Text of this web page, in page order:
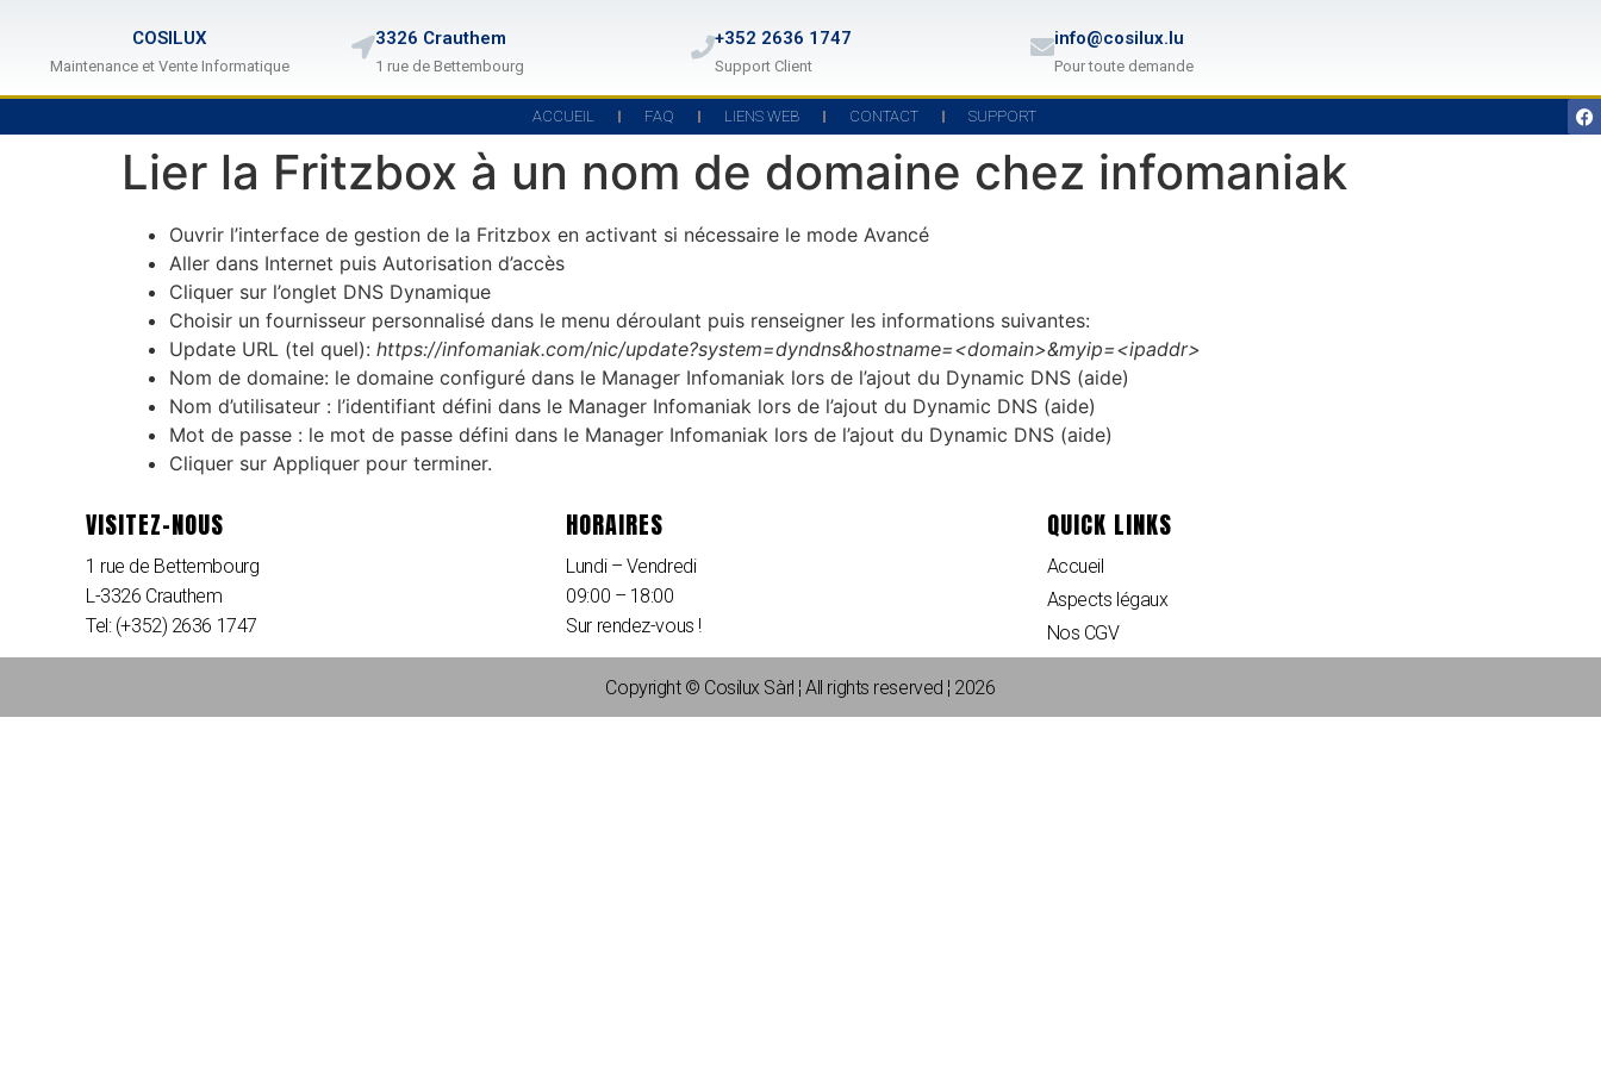
COSILUX
Maintenance et Vente Informatique
3326 Crauthem
1 rue de Bettembourg
+352 2636 1747
Support Client
info@cosilux.lu
Pour toute demande
ACCUEIL FAQ LIENS WEB CONTACT SUPPORT
Lier la Fritzbox à un nom de domaine chez infomaniak
Ouvrir l’interface de gestion de la Fritzbox en activant si nécessaire le mode Avancé
Aller dans Internet puis Autorisation d’accès
Cliquer sur l’onglet DNS Dynamique
Choisir un fournisseur personnalisé dans le menu déroulant puis renseigner les informations suivantes:
Update URL (tel quel): https://infomaniak.com/nic/update?system=dyndns&hostname=<domain>&myip=<ipaddr>
Nom de domaine: le domaine configuré dans le Manager Infomaniak lors de l’ajout du Dynamic DNS (aide)
Nom d’utilisateur : l’identifiant défini dans le Manager Infomaniak lors de l’ajout du Dynamic DNS (aide)
Mot de passe : le mot de passe défini dans le Manager Infomaniak lors de l’ajout du Dynamic DNS (aide)
Cliquer sur Appliquer pour terminer.
VISITEZ-NOUS
1 rue de Bettembourg
L-3326 Crauthem
Tel: (+352) 2636 1747
HORAIRES
Lundi – Vendredi
09:00 – 18:00
Sur rendez-vous !
QUICK LINKS
Accueil
Aspects légaux
Nos CGV
Copyright © Cosilux Sàrl ¦ All rights reserved ¦ 2026